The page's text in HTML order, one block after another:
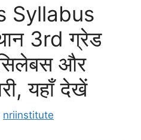
Syllabus
3rd ग्रेड
और
यहाँ देखें
nriinstitute